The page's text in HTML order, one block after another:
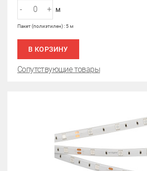
- + м
Пакет (полиэтилен) : 5 м
В КОРЗИНУ
Сопутствующие товары